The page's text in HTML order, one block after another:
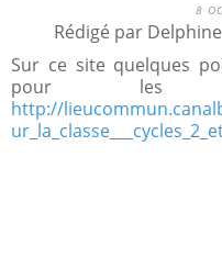
8
Rédigé par
Sur ce site quelques
pour
http://